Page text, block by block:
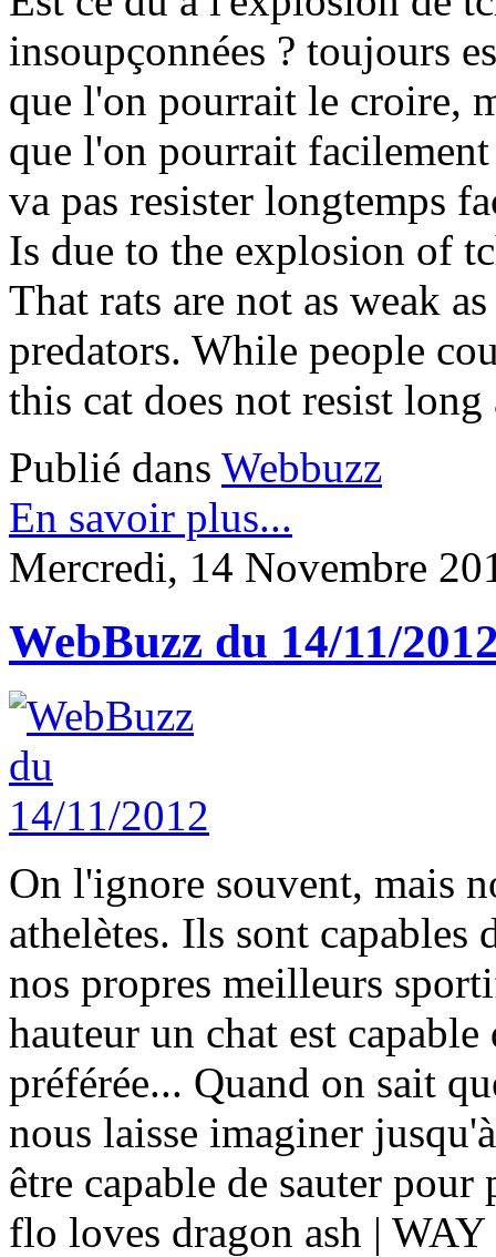
insoupçonnées ? toujours
que l'on pourrait le croire,
que l'on pourrait
va pas resister longtemps
Is due to the explosion of
That rats are not as weak
predators. While people
this cat does not resist
Publié dans Webbuzz
En savoir plus...
Mercredi, 14 Novembre
WebBuzz du 14/11/
On l'ignore souvent, mais
athelètes. Ils sont capables
nos propres meilleurs
hauteur un chat est
préférée... Quand on sait
nous laisse imaginer
être capable de sauter
flo loves dragon ash |